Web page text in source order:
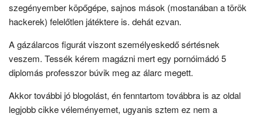
szegényember köpőgépe, sajnos mások (mostanában a török
hackerek) felelőtlen játéktere is. dehát ezvan.
A gázálarcos figurát viszont személyeskedő sértésnek
veszem. Tessék kérem magázni mert egy pornóimádó 5
diplomás professzor búvik meg az álarc megett.
Akkor további jó blogolást, én fenntartom továbbra is az oldal
legjobb cikke véleményemet, ugyanis sztem ez nem a